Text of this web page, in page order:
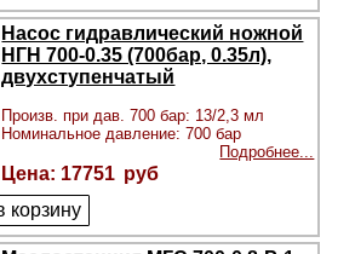
Насос гидравлический ножной
НГН 700-0.35 (700бар, 0.35л),
двухступенчатый
Произв. при дав. 700 бар: 13/2,3 мл
Номинальное давление: 700 бар
Подробнее...
17751